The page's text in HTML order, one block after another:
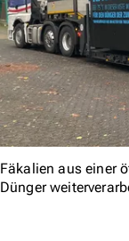
Fäkalien aus einer
Dünger